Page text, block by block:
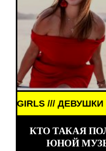
///
КТО ТАКАЯ
ЮНОЙ